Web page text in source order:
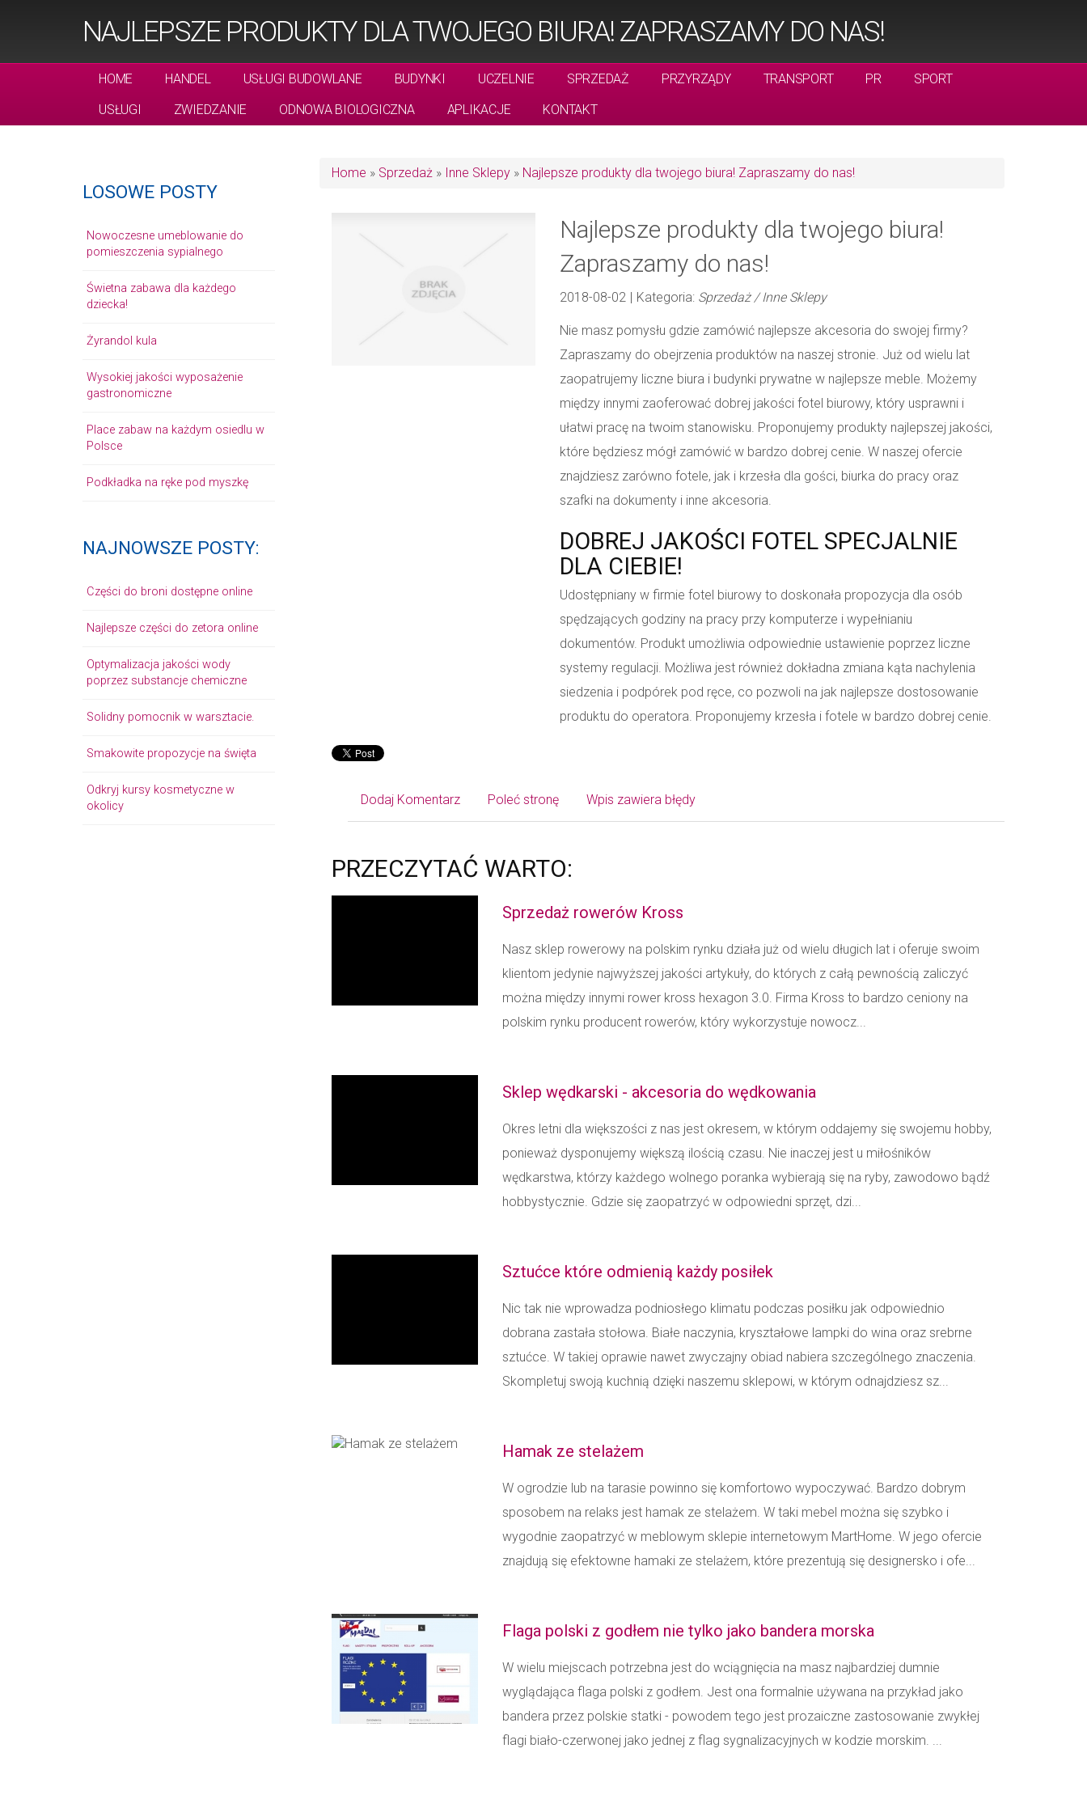
NAJLEPSZE PRODUKTY DLA TWOJEGO BIURA! ZAPRASZAMY DO NAS!
HOME HANDEL USŁUGI BUDOWLANE BUDYNKI UCZELNIE SPRZEDAŻ PRZYRZĄDY TRANSPORT PR
SPORT
USŁUGI
ZWIEDZANIE ODNOWA BIOLOGICZNA APLIKACJE KONTAKT
LOSOWE POSTY
Nowoczesne umeblowanie do
pomieszczenia sypialnego
Świetna zabawa dla każdego
dziecka!
Żyrandol kula
Wysokiej jakości wyposażenie
gastronomiczne
Place zabaw na każdym osiedlu w
Polsce
Podkładka na ręke pod myszkę
NAJNOWSZE POSTY:
Części do broni dostępne online
Najlepsze części do zetora online
Optymalizacja jakości wody
poprzez substancje chemiczne
Solidny pomocnik w warsztacie.
Smakowite propozycje na święta
Odkryj kursy kosmetyczne w
okolicy
Home » Sprzedaż» Inne Sklepy» Najlepsze produkty dla twojego biura! Zapraszamy do nas!
Najlepsze produkty dla twojego biura!
Zapraszamy do nas!
2018-08-02 | Kategoria: Sprzedaż / Inne Sklepy
Nie masz pomysłu gdzie zamówić najlepsze akcesoria do swojej firmy?
Zapraszamy do obejrzenia produktów na naszej stronie. Już od wielu lat
zaopatrujemy liczne biura i budynki prywatne w najlepsze meble. Możemy
między innymi zaoferować dobrej jakości fotel biurowy, który usprawni i
ułatwi pracę na twoim stanowisku. Proponujemy produkty najlepszej jakości,
które będziesz mógł zamówić w bardzo dobrej cenie. W naszej ofercie
znajdziesz zarówno fotele, jak i krzesła dla gości, biurka do pracy oraz
szafki na dokumenty i inne akcesoria.
DOBREJ JAKOŚCI FOTEL SPECJALNIE
DLA CIEBIE!
Udostępniany w firmie fotel biurowy to doskonała propozycja dla osób
spędzających godziny na pracy przy komputerze i wypełnianiu
dokumentów. Produkt umożliwia odpowiednie ustawienie poprzez liczne
systemy regulacji. Możliwa jest również dokładna zmiana kąta nachylenia
siedzenia i podpórek pod ręce, co pozwoli na jak najlepsze dostosowanie
produktu do operatora. Proponujemy krzesła i fotele w bardzo dobrej cenie.
Dodaj Komentarz Poleć stronę Wpis zawiera błędy
PRZECZYTAĆ WARTO:
Sprzedaż rowerów Kross
Nasz sklep rowerowy na polskim rynku działa już od wielu długich lat i oferuje swoim
klientom jedynie najwyższej jakości artykuły, do których z całą pewnością zaliczyć
można między innymi rower kross hexagon 3.0. Firma Kross to bardzo ceniony na
polskim rynku producent rowerów, który wykorzystuje nowocz...
Sklep wędkarski - akcesoria do wędkowania
Okres letni dla większości z nas jest okresem, w którym oddajemy się swojemu hobby,
ponieważ dysponujemy większą ilością czasu. Nie inaczej jest u miłośników
wędkarstwa, którzy każdego wolnego poranka wybierają się na ryby, zawodowo bądź
hobbystycznie. Gdzie się zaopatrzyć w odpowiedni sprzęt, dzi...
Sztućce które odmienią każdy posiłek
Nic tak nie wprowadza podniosłego klimatu podczas posiłku jak odpowiednio
dobrana zastała stołowa. Białe naczynia, kryształowe lampki do wina oraz srebrne
sztućce. W takiej oprawie nawet zwyczajny obiad nabiera szczególnego znaczenia.
Skompletuj swoją kuchnią dzięki naszemu sklepowi, w którym odnajdziesz sz...
Hamak ze stelażem
W ogrodzie lub na tarasie powinno się komfortowo wypoczywać. Bardzo dobrym
sposobem na relaks jest hamak ze stelażem. W taki mebel można się szybko i
wygodnie zaopatrzyć w meblowym sklepie internetowym MartHome. W jego ofercie
znajdują się efektowne hamaki ze stelażem, które prezentują się designersko i ofe...
Flaga polski z godłem nie tylko jako bandera morska
W wielu miejscach potrzebna jest do wciągnięcia na masz najbardziej dumnie
wyglądająca flaga polski z godłem. Jest ona formalnie używana na przykład jako
bandera przez polskie statki - powodem tego jest prozaiczne zastosowanie zwykłej
flagi biało-czerwonej jako jednej z flag sygnalizacyjnych w kodzie morskim. ...